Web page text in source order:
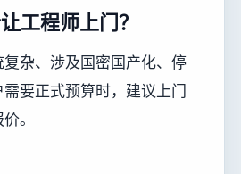
工程师上门？
杂、涉及国密国产化、停
要正式预算时，建议上门
。